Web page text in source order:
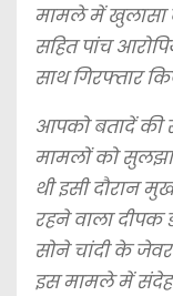
मामले में खुलासा
सहित पांच
साथ गिरफ्तार
आपको बतादें की
मामलों को
थी इसी दौरान
रहने वाला दीपक
सोने चांदी के
इस मामले में